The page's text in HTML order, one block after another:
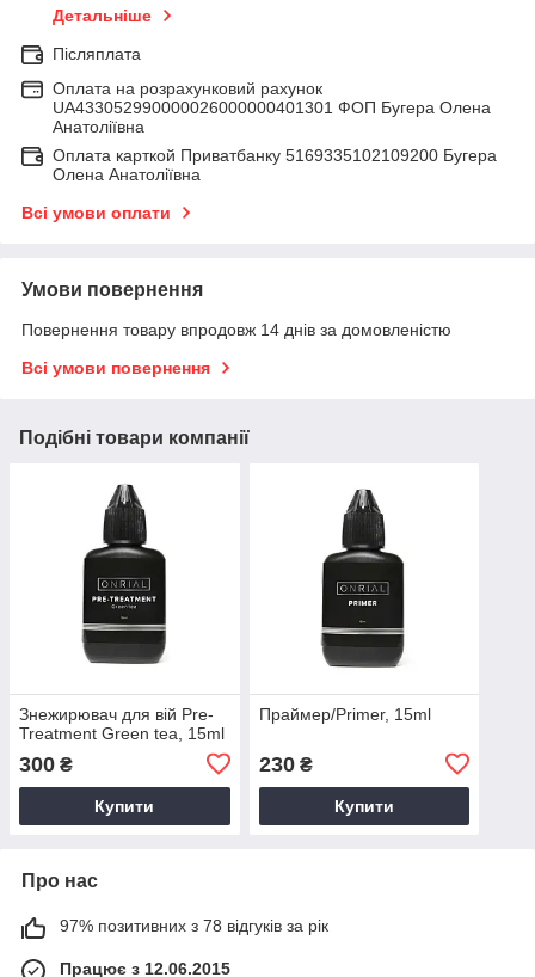
Детальніше
Післяплата
Оплата на розрахунковий рахунок
UA433052990000026000000401301 ФОП Бугера Олена
Анатоліївна
Оплата карткой Приватбанку 5169335102109200 Бугера
Олена Анатоліївна
Всі умови оплати
Умови повернення
Повернення товару впродовж 14 днів за домовленістю
Всі умови повернення
Подібні товари компанії
Знежирювач для вій Pre-
Treatment Green tea, 15ml
300 ₴
Купити
Праймер/Primer, 15ml
230₴
Купити
Про нас
97% позитивних з 78 відгуків за рік
Працює з 12.06.2015